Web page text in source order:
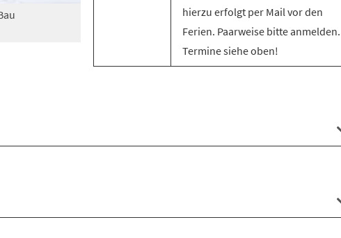
hierzu erfolgt per Mail vor den
Ferien. Paarweise bitte anmelden.
Termine siehe oben!